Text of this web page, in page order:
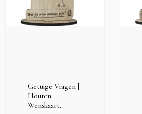
Getuige Vragen |
Houten
Wenskaart...